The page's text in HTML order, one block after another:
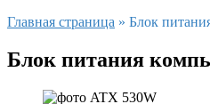
Главная страница » Блок
Блок питания